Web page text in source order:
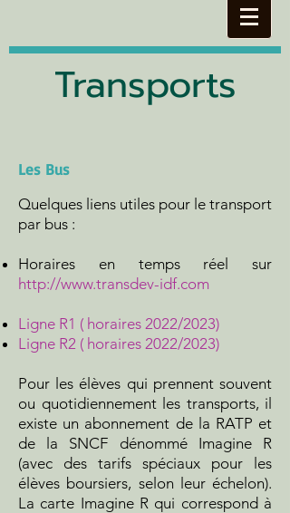
Transports
Les Bus
Quelques liens utiles pour le transport
par bus :
Horaires en temps réel sur
http://www.transdev-idf.com
Ligne R1 ( horaires 2022/2023)
Ligne R2 ( horaires 2022/2023)
Pour les élèves qui prennent souvent
ou quotidiennement les transports, il
existe un abonnement de la RATP et
de la SNCF dénommé Imagine R
(avec des tarifs spéciaux pour les
élèves boursiers, selon leur échelon).
La carte Imagine R qui correspond à